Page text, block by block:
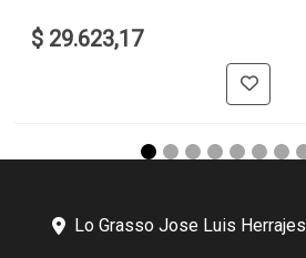
$ 29.623,17
Lo Grasso Jose Luis Herrajes